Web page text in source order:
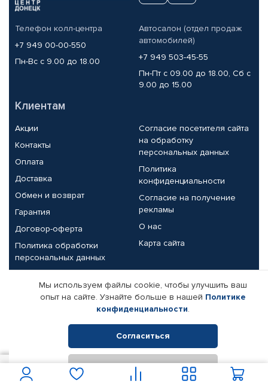
Телефон колл-центра
+7 949 00-00-550
Пн-Вс с 9.00 до 18.00
Автосалон (отдел продаж
автомобилей)
+7 949 503-45-55
Пн-Пт с 09.00 до 18.00, Сб с
9.00 до 15.00
Клиентам
Акции
Контакты
Оплата
Доставка
Обмен и возврат
Гарантия
Договор-оферта
Политика обработки
персональных данных
Согласие посетителя сайта
на обработку
персональных данных
Политика
конфиденциальности
Согласие на получение
рекламы
О нас
Карта сайта
Партнерам
Корпоративным клиентам
Поставщикам
Реквизиты компании
© КАМАЗ ЦЕНТР ДОНЕЦК, 2015-2026. Все права защищены.
Интернет-магазин автомобильных товаров Автопрофи.
Мы используем файлы cookie, чтобы улучшить ваш
опыт на сайте. Узнайте больше в нашей Политике
конфиденциальности.
Согласиться
Отклонить
В корзину